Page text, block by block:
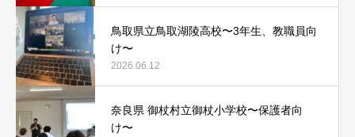
鳥取県立鳥取湖陵高校〜3年生、教職員向
け〜
2026.06.12
奈良県 御杖村立御杖小学校〜保護者向
け〜